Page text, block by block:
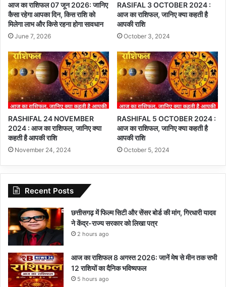
आज का राशिफल 07 जून 2026: जानिए
कैसा रहेगा आपका दिन, किस राशि को
मिलेगा लाभ और किसे रहना होगा सावधान
June 7, 2026
RASIFAL 3 OCTOBER 2024 :
आज का राशिफल, जानिए क्या कहती है
आपकी राशि
October 3, 2024
RASHIFAL 24 NOVEMBER
2024 : आज का राशिफल, जानिए क्या
कहती है आपकी राशि
November 24, 2024
RASHIFAL 5 OCTOBER 2024 :
आज का राशिफल, जानिए क्या कहती है
आपकी राशि
October 5, 2024
Recent Posts
छत्तीसगढ़ में फिल्म सिटी और सेंसर बोर्ड की मांग, गिरधारी यादव
ने केंद्र-राज्य सरकार को लिखा पत्र
2 hours ago
आज का राशिफल 8 अगस्त 2026: जानें मेष से मीन तक सभी
12 राशियों का दैनिक भविष्यफल
5 hours ago